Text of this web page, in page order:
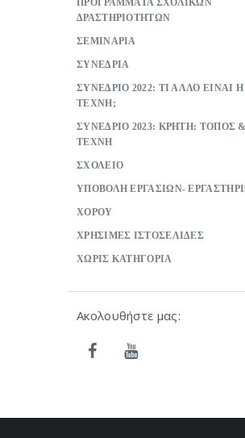
ΠΡΟΓΡΑΜΜΑΤΑ ΣΧΟΛΙΚΩΝ
ΔΡΑΣΤΗΡΙΟΤΗΤΩΝ
ΣΕΜΙΝΑΡΙΑ
ΣΥΝΕΔΡΙΑ
ΣΥΝΕΔΡΙΟ 2022: ΤΙ ΑΛΛΟ ΕΙΝΑΙ Η
ΤΕΧΝΗ;
ΣΥΝΕΔΡΙΟ 2023: ΚΡΗΤΗ: ΤΟΠΟΣ &
ΤΕΧΝΗ
ΣΧΟΛΕΙΟ
ΥΠΟΒΟΛΗ ΕΡΓΑΣΙΩΝ-
ΧΟΡΟΥ
ΧΡΗΣΙΜΕΣ ΙΣΤΟΣΕΛΙΔΕΣ
ΧΩΡΙΣ ΚΑΤΗΓΟΡΙΑ
Ακολουθήστε μας: